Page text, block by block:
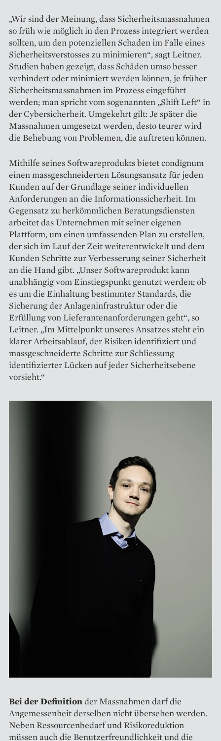
„Wir sind der Meinung, dass Sicherheitsmassnahmen
so früh wie möglich in den Prozess integriert werden
sollten, um den potenziellen Schaden im Falle eines
Sicherheitsverstosses zu minimieren“, sagt Leitner.
Studien haben gezeigt, dass Schäden umso besser
verhindert oder minimiert werden können, je früher
Sicherheitsmassnahmen im Prozess eingeführt
werden; man spricht vom sogenannten „Shift Left“ in
der Cybersicherheit. Umgekehrt gilt: Je später die
Massnahmen umgesetzt werden, desto teurer wird
die Behebung von Problemen, die auftreten können.
Mithilfe seines Software­produkts bietet condignum
einen massgeschneiderten Lösungsansatz für jeden
Kunden auf der Grundlage seiner individuellen
Anforderungen an die Informationssicherheit. Im
Gegensatz zu herkömmlichen Beratungsdiensten
arbeitet das Unternehmen mit seiner eigenen
Plattform, um einen umfassenden Plan zu erstellen,
der sich im Lauf der Zeit weiterentwickelt und dem
Kunden Schritte zur Verbesserung seiner Sicherheit
an die Hand gibt. „Unser Softwareprodukt kann
unabhängig vom Einstiegspunkt genutzt werden; ob
es um die Einhaltung bestimmter Standards, die
Sicherung der Anlageninfrastruktur oder die
Erfüllung von Lieferantenanforderungen geht“, so
Leitner. „Im Mittelpunkt unseres Ansatzes steht ein
klarer Arbeitsablauf, der Risiken identifiziert und
massgeschneiderte Schritte zur Schliessung
identifizierter Lücken auf jeder Sicherheitsebene
vorsieht.“
Bei der Definitionder Mass­nahmen darf die
Angemessenheit derselben nicht übersehen werden.
Neben Ressourcenbedarf und Risikoreduktion
müssen auch die Benutzerfreundlichkeit und die